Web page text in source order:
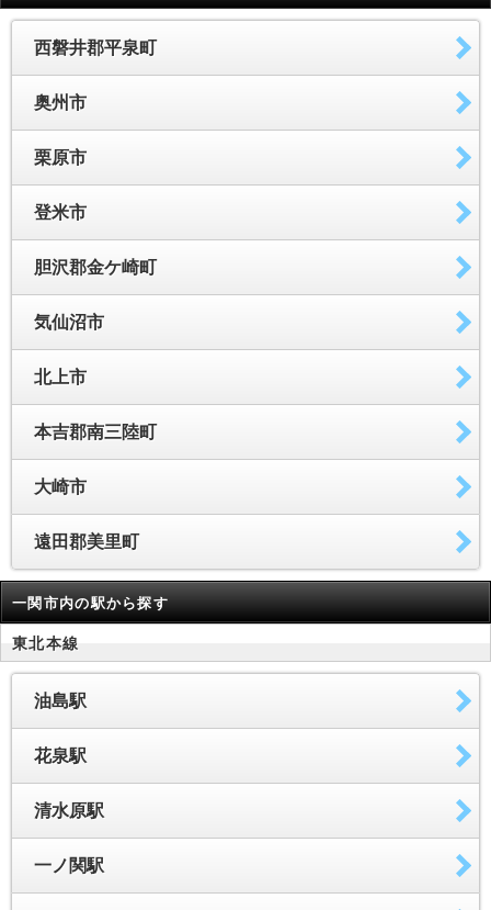
西磐井郡平泉町
奥州市
栗原市
登米市
胆沢郡金ケ崎町
気仙沼市
北上市
本吉郡南三陸町
大崎市
遠田郡美里町
一関市内の駅から探す
東北本線
油島駅
花泉駅
清水原駅
一ノ関駅